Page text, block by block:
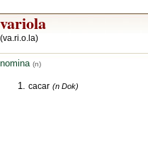
variola
(va.ri.o.la)
nomina (n)
cacar (n Dok)